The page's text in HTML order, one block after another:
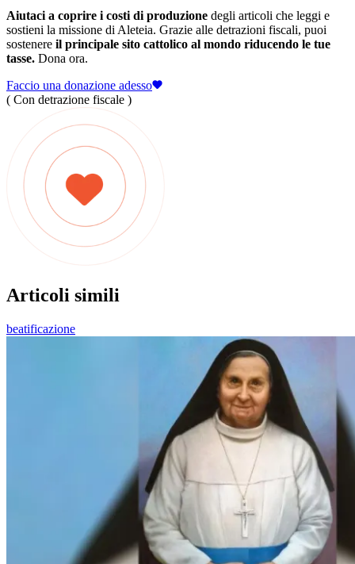
Aiutaci a coprire i costi di produzione degli articoli che leggi e
sostieni la missione di Aleteia. Grazie alle detrazioni fiscali, puoi
sostenere il principale sito cattolico al mondo riducendo le tue
tasse. Dona ora.
Faccio una donazione adesso
( Con detrazione fiscale )
Articoli simili
beatificazione